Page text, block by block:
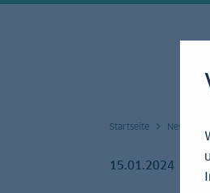
Startseite News und
15.01.2024